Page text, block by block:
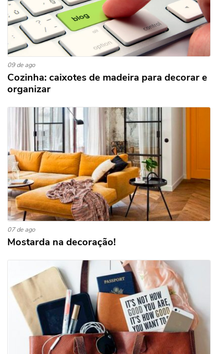
09 de ago
Cozinha: caixotes de madeira para decorar e
organizar
07 de ago
Mostarda na decoração!